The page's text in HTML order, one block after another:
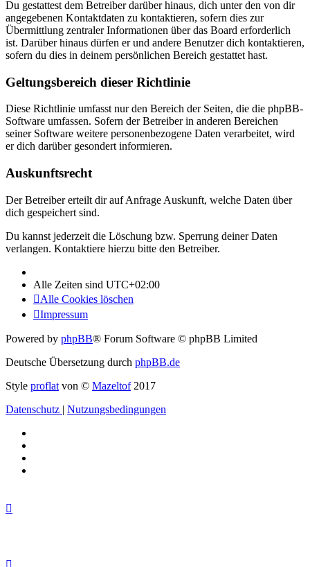
Du gestattest dem Betreiber darüber hinaus, dich unter den von dir
angegebenen Kontaktdaten zu kontaktieren, sofern dies zur
Übermittlung zentraler Informationen über das Board erforderlich
ist. Darüber hinaus dürfen er und andere Benutzer dich kontaktieren,
sofern du dies in deinem persönlichen Bereich gestattet hast.
Geltungsbereich dieser Richtlinie
Diese Richtlinie umfasst nur den Bereich der Seiten, die die phpBB-
Software umfassen. Sofern der Betreiber in anderen Bereichen
seiner Software weitere personenbezogene Daten verarbeitet, wird
er dich darüber gesondert informieren.
Auskunftsrecht
Der Betreiber erteilt dir auf Anfrage Auskunft, welche Daten über
dich gespeichert sind.
Du kannst jederzeit die Löschung bzw. Sperrung deiner Daten
verlangen. Kontaktiere hierzu bitte den Betreiber.
Alle Zeiten sind UTC+02:00
Alle Cookies löschen
Impressum
Powered by phpBB® Forum Software © phpBB Limited
Deutsche Übersetzung durch phpBB.de
Style proflat von © Mazeltof2017
Datenschutz | Nutzungsbedingungen